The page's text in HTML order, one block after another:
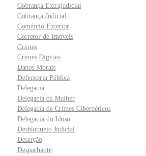
Cobrança Extrajudicial
Cobrança Judicial
Comércio Exterior
Corretor de Imóveis
Crimes
Crimes Digitais
Danos Morais
Defensoria Pública
Delegacia
Delegacia da Mulher
Delegacia de Crimes Cibernéticos
Delegacia do Idoso
Desbloqueio Judicial
Deserção
Despachante